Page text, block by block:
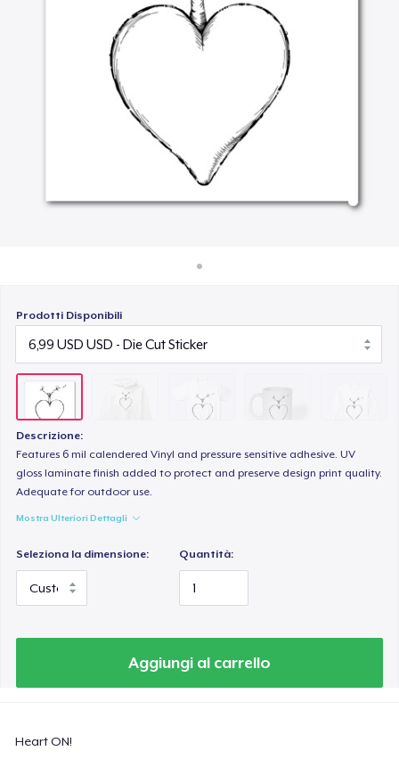
Vendi ovunque
Prodotti Disponibili
Descrizione:
Features 6 mil calendered Vinyl and pressure sensitive adhesive. UV
gloss laminate finish added to protect and preserve design print quality.
Adequate for outdoor use.
Mostra Ulteriori Dettagli
Seleziona la dimensione: Quantità:
Aggiungi al carrello
Heart ON!
19,00 USD
Mug
13,00 USD
Classic Long Sleeve Tee
Next Level 3600 | Premium Ring-Spun Cotton T-Shirt